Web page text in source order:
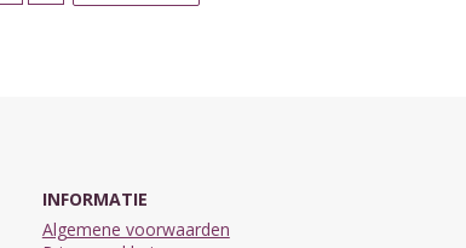
INFORMATIE
Algemene voorwaarden